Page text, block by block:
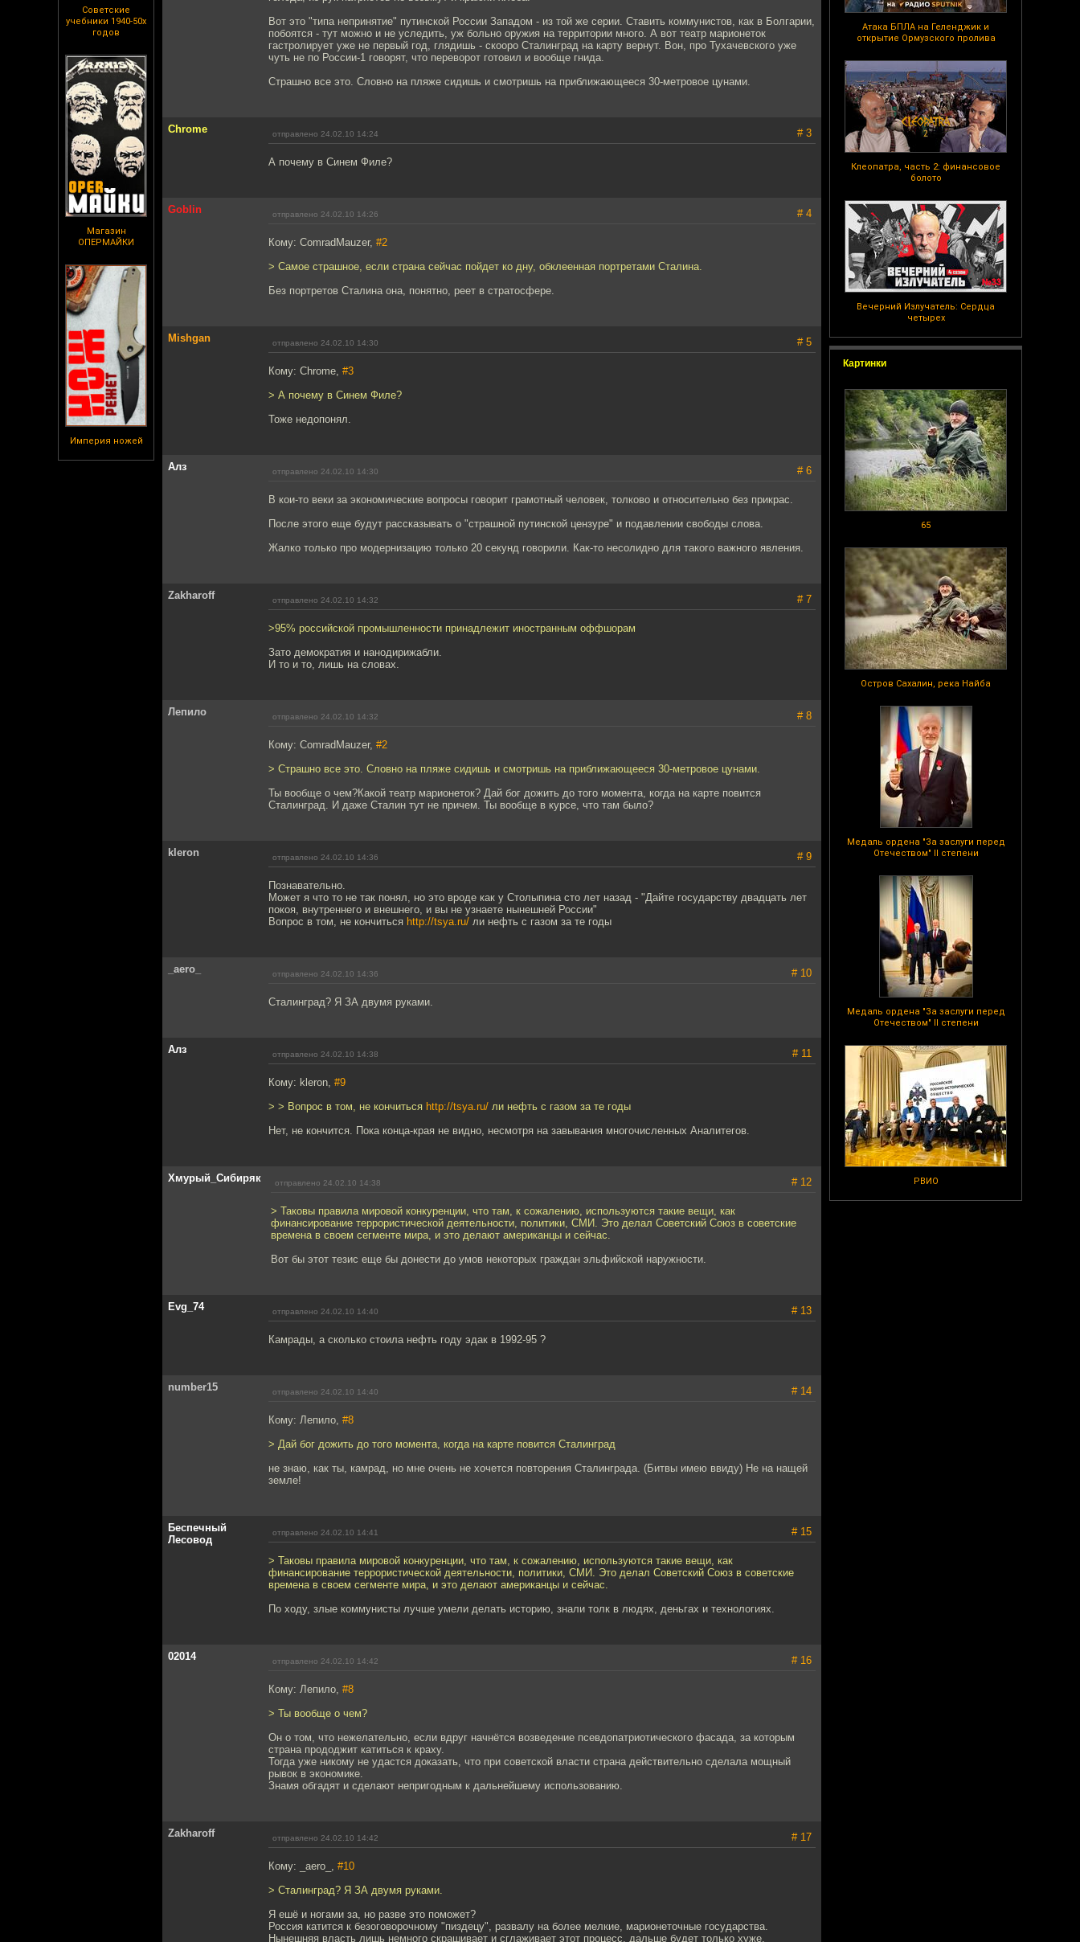
Советские
учебники 1940-50х
годов
Магазин
ОПЕРМАЙКИ
Империя ножей
Атака БПЛА на Геленджик и
открытие Ормузского пролива
Клеопатра, часть 2: финансовое
болото
Вечерний Излучатель: Сердца
четырех
Картинки
65
Остров Сахалин, река Найба
Медаль ордена "За заслуги перед
Отечеством" II степени
Медаль ордена "За заслуги перед
Отечеством" II степени
РВИО
Вот это "типа непринятие" путинской России Западом - из той же серии. Ставить коммунистов, как в Болгарии,
побоятся - тут можно и не уследить, уж больно оружия на территории много. А вот театр марионеток
гастролирует уже не первый год, глядишь - скооро Сталинград на карту вернут. Вон, про Тухачевского уже
чуть не по России-1 говорят, что переворот готовил и вообще гнида.
Страшно все это. Словно на пляже сидишь и смотришь на приближающееся 30-метровое цунами.
Chrome отправлено 24.02.10 14:24 # 3
А почему в Синем Филе?
Goblin отправлено 24.02.10 14:26 # 4
Кому: ComradMauzer, #2
> Самое страшное, если страна сейчас пойдет ко дну, обклеенная портретами Сталина.
Без портретов Сталина она, понятно, реет в стратосфере.
Mishgan отправлено 24.02.10 14:30 # 5
Кому: Chrome, #3
> А почему в Синем Филе?
Тоже недопонял.
Алз отправлено 24.02.10 14:30 # 6
В кои-то веки за экономические вопросы говорит грамотный человек, толково и относительно без прикрас.
После этого еще будут рассказывать о "страшной путинской цензуре" и подавлении свободы слова.
Жалко только про модернизацию только 20 секунд говорили. Как-то несолидно для такого важного явления.
Zakharoff отправлено 24.02.10 14:32 # 7
>95% российской промышленности принадлежит иностранным оффшорам
Зато демократия и нанодирижабли.
И то и то, лишь на словах.
Лепило отправлено 24.02.10 14:32 # 8
Кому: ComradMauzer, #2
> Страшно все это. Словно на пляже сидишь и смотришь на приближающееся 30-метровое цунами.
Ты вообще о чем?Какой театр марионеток? Дай бог дожить до того момента, когда на карте повится
Сталинград. И даже Сталин тут не причем. Ты вообще в курсе, что там было?
kleron отправлено 24.02.10 14:36 # 9
Познавательно.
Может я что то не так понял, но это вроде как у Столыпина сто лет назад - "Дайте государству двадцать лет
покоя, внутреннего и внешнего, и вы не узнаете нынешней России"
Вопрос в том, не кончиться http://tsya.ru/ ли нефть с газом за те годы
_aero_ отправлено 24.02.10 14:36 # 10
Сталинград? Я ЗА двумя руками.
Алз отправлено 24.02.10 14:38 # 11
Кому: kleron, #9
> > Вопрос в том, не кончиться http://tsya.ru/ ли нефть с газом за те годы
Нет, не кончится. Пока конца-края не видно, несмотря на завывания многочисленных Аналитегов.
Хмурый_Сибиряк отправлено 24.02.10 14:38 # 12
> Таковы правила мировой конкуренции, что там, к сожалению, используются такие вещи, как
финансирование террористической деятельности, политики, СМИ. Это делал Советский Союз в советские
времена в своем сегменте мира, и это делают американцы и сейчас.
Вот бы этот тезис еще бы донести до умов некоторых граждан эльфийской наружности.
Evg_74 отправлено 24.02.10 14:40 # 13
Камрады, а сколько стоила нефть году эдак в 1992-95 ?
number15 отправлено 24.02.10 14:40 # 14
Кому: Лепило, #8
> Дай бог дожить до того момента, когда на карте повится Сталинград
не знаю, как ты, камрад, но мне очень не хочется повторения Сталинграда. (Битвы имею ввиду) Не на нащей
земле!
Беспечный
Лесовод
отправлено 24.02.10 14:41 # 15
> Таковы правила мировой конкуренции, что там, к сожалению, используются такие вещи, как
финансирование террористической деятельности, политики, СМИ. Это делал Советский Союз в советские
времена в своем сегменте мира, и это делают американцы и сейчас.
По ходу, злые коммунисты лучше умели делать историю, знали толк в людях, деньгах и технологиях.
02014 отправлено 24.02.10 14:42 # 16
Кому: Лепило, #8
> Ты вообще о чем?
Он о том, что нежелательно, если вдруг начнётся возведение псевдопатриотического фасада, за которым
страна прододжит катиться к краху.
Тогда уже никому не удастся доказать, что при советской власти страна действительно сделала мощный
рывок в экономике.
Знамя обгадят и сделают непригодным к дальнейшему использованию.
Zakharoff отправлено 24.02.10 14:42 # 17
Кому: _aero_, #10
> Сталинград? Я ЗА двумя руками.
Я ешё и ногами за, но разве это поможет?
Россия катится к безоговорочному "пиздецу", развалу на более мелкие, марионеточные государства.
Нынешняя власть лишь немного скрашивает и сглаживает этот процесс, дальше будет только хуже.